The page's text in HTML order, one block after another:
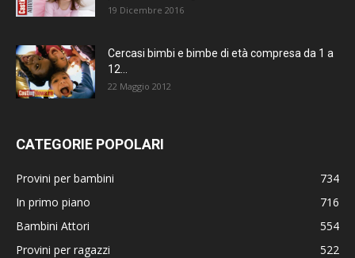
19 Dicembre 2016
Cercasi bimbi e bimbe di età compresa da 1 a
12...
22 Maggio 2012
CATEGORIE POPOLARI
Provini per bambini
734
In primo piano
716
Bambini Attori
554
Provini per ragazzi
522